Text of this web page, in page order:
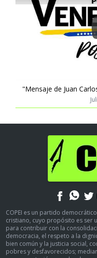
"Mensaje de Juan
COPEI es un partido
cristiano, cuyo propósito es ser
para contribuir con la
democracia, el respeto a la
bien común y la justicia social,
pobres y desfavorecidos;